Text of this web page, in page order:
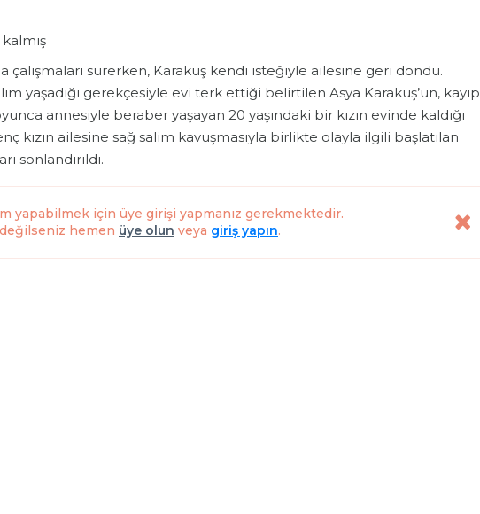
çalışmaları sürerken, Karakuş kendi isteğiyle ailesine geri döndü.
yaşadığı gerekçesiyle evi terk ettiği belirtilen Asya Karakuş’un, kayıp
annesiyle beraber yaşayan 20 yaşındaki bir kızın evinde kaldığı
kızın ailesine sağ salim kavuşmasıyla birlikte olayla ilgili başlatılan
sonlandırıldı.
yapabilmek için üye girişi yapmanız gerekmektedir.
hemen üye olun veya giriş yapın.